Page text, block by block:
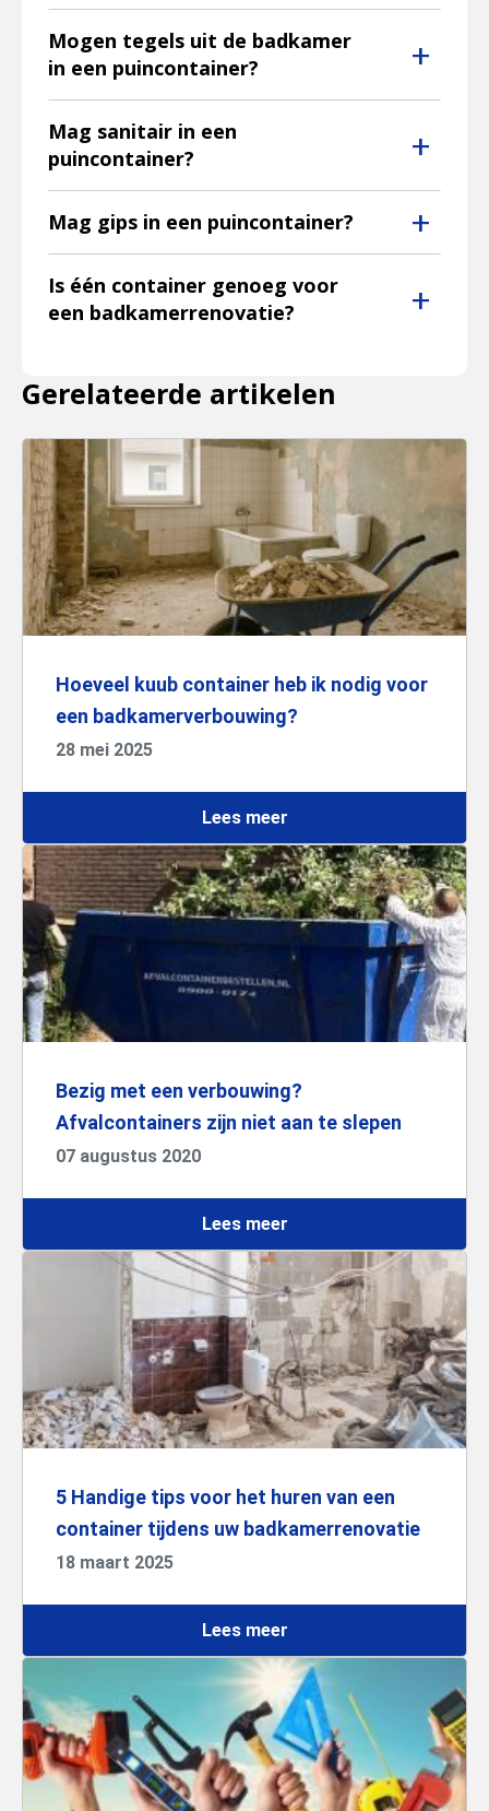
Mogen tegels uit de badkamer
in een puincontainer?
+
Mag sanitair in een
puincontainer?
+
Mag gips in een puincontainer? +
Is één container genoeg voor
een badkamerrenovatie?
+
Gerelateerde artikelen
Hoeveel kuub container heb ik nodig voor
een badkamerverbouwing?
28 mei 2025
Lees meer
Bezig met een verbouwing?
Afvalcontainers zijn niet aan te slepen
07 augustus 2020
Lees meer
5 Handige tips voor het huren van een
container tijdens uw badkamerrenovatie
18 maart 2025
Lees meer